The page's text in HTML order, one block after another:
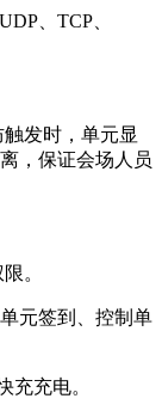
、TCP、
发时，单元显
，保证会场人员
。
元签到、控制单
充充电。